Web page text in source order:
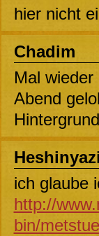
hier nicht
Chadim
Mal
Abend
ich glaube
http://
bin/